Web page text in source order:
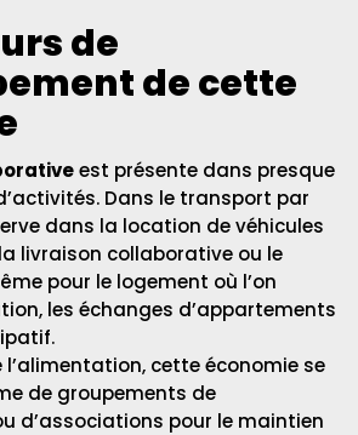
de
de cette
est présente dans presque
Dans le transport par
dans la location de véhicules
livraison collaborative ou le
pour le logement où l’on
les échanges d’appartements
l’alimentation, cette économie se
de groupements de
d’associations pour le maintien